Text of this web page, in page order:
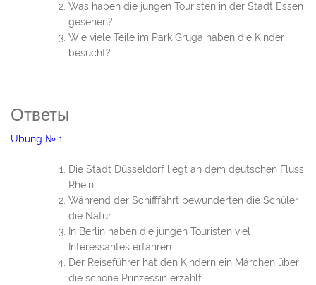
Was haben die jungen Touristen in der Stadt Essen
gesehen?
Wie viele Teile im Park Gruga haben die Kinder
besucht?
Ответы
Übung № 1
Die Stadt Düsseldorf liegt an dem deutschen Fluss
Rhein.
Während der Schifffahrt bewunderten die Schüler
die Natur.
In Berlin haben die jungen Touristen viel
Interessantes erfahren.
Der Reiseführer hat den Kindern ein Märchen über
die schöne Prinzessin erzählt.